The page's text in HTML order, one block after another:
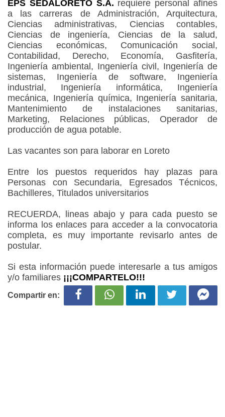
EPS SEDALORETO S.A. requiere personal afines
a las carreras de Administración, Arquitectura,
Ciencias administrativas, Ciencias contables,
Ciencias de ingeniería, Ciencias de la salud,
Ciencias económicas, Comunicación social,
Contabilidad, Derecho, Economía, Gasfitería,
Ingeniería ambiental, Ingeniería civil, Ingeniería de
sistemas, Ingeniería de software, Ingeniería
industrial, Ingeniería informática, Ingeniería
mecánica, Ingeniería química, Ingeniería sanitaria,
Mantenimiento de instalaciones sanitarias,
Marketing, Relaciones públicas, Operador de
producción de agua potable.
Las vacantes son para laborar en Loreto
Entre los puestos requeridos hay plazas para
Personas con Secundaria, Egresados Técnicos,
Bachilleres, Titulados universitarios
RECUERDA, lineas abajo y para cada puesto se
informa los enlaces para acceder a la convocatoria
completa, es muy importante revisarlo antes de
postular.
Si esta información puede interesarle a tus amigos
y/o familiares ¡¡¡COMPARTELO!!!
Compartir en: